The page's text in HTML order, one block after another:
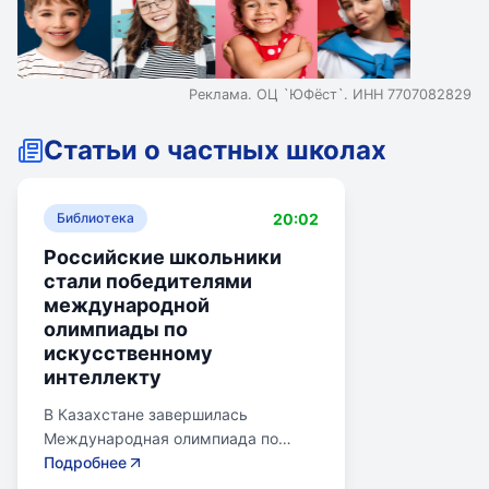
Реклама. ОЦ `ЮФёст`. ИНН 7707082829
Статьи о частных школах
Библиотека 20:02
Российские школьники
стали победителями
международной
олимпиады по
искусственному
интеллекту
В Казахстане завершилась
Международная олимпиада по
искусственному интеллекту.
Подробнее